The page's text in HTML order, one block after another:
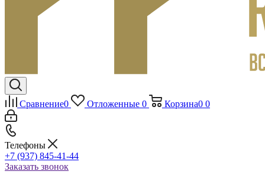
Сравнение0 Отложенные 0 Корзина0 0
Телефоны
+7 (937) 845-41-44
Заказать звонок